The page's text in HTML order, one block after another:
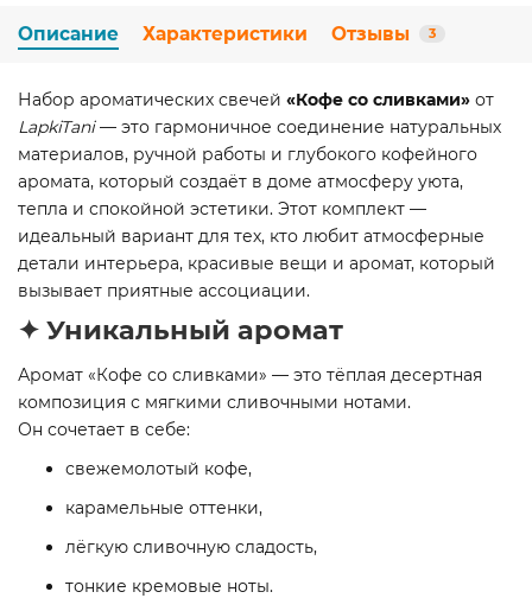
Описание Характеристики Отзывы 3
Набор ароматических свечей «Кофе со сливками» от
LapkiTani— это гармоничное соединение натуральных
материалов, ручной работы и глубокого кофейного
аромата, который создаёт в доме атмосферу уюта,
тепла и спокойной эстетики. Этот комплект —
идеальный вариант для тех, кто любит атмосферные
детали интерьера, красивые вещи и аромат, который
вызывает приятные ассоциации.
✦ Уникальный аромат
Аромат «Кофе со сливками» — это тёплая десертная
композиция с мягкими сливочными нотами.
Он сочетает в себе:
свежемолотый кофе,
карамельные оттенки,
лёгкую сливочную сладость,
тонкие кремовые ноты.